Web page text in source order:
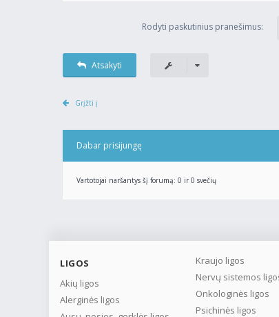
Rodyti paskutinius pranešimus:
Atsakyti
Grįžti į
Dabar prisijungę
Vartotojai naršantys šį forumą: 0 ir 0 svečių
LIGOS
Akių ligos
Alerginės ligos
Kraujo ligos
Nervų sistemos
Onkologinės ligos
Psichinės ligos